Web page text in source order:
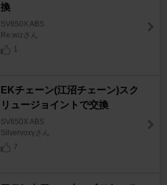
換
SV650X ABS
Re:wizさん
1
EKチェーン(江沼チェーン)スク
リュージョイントで交換
SV650X ABS
Silvervoxyさん
7